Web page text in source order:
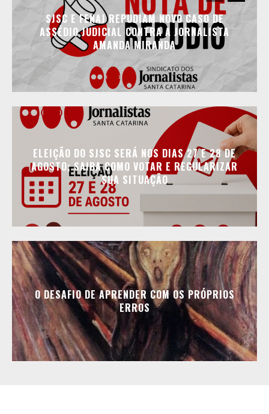
SJSC E FENAJ REPUDIAM NOVO CASO DE
ASSÉDIO JUDICIAL CONTRA A JORNALISTA
AMANDA MIRANDA
ELEIÇÃO DO SJSC SERÁ NOS DIAS 27 E 28 DE
AGOSTO; SAIBA COMO VOTAR E REGULARIZAR
SUA SITUAÇÃO
O DESAFIO DE APRENDER COM OS PRÓPRIOS
ERROS